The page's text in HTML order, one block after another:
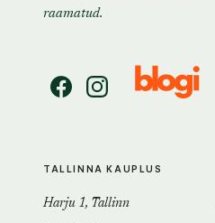
raamatud.
TALLINNA KAUPLUS
Harju 1, Tallinn